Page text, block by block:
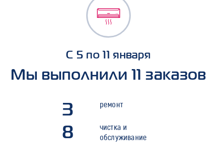
С 5 по 11 января
Мы выполнили 11 заказов
3 ремонт
8
чистка и
обслуживание